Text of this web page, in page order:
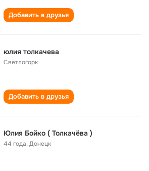
Добавить в друзья
юлия толкачева
Светлогорк
Добавить в друзья
Юлия Бойко ( Толкачёва )
44 года,Донецк